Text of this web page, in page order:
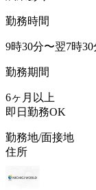
勤務時間
9時30分〜翌7時30
勤務期間
6ヶ月以上
即日勤務OK
勤務地/面接地
住所